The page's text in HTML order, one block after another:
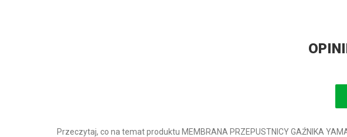
Przeczytaj, co na temat produktu MEMBRANA PRZEPUSTNICY GAŹNIKA